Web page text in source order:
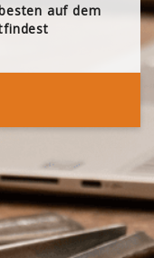
auf dem